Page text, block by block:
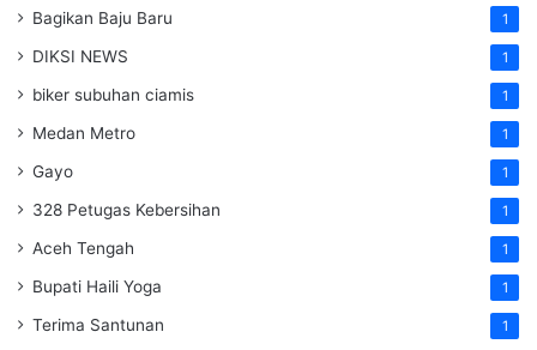
Bagikan Baju Baru 1
DIKSI NEWS 1
biker subuhan ciamis 1
Medan Metro 1
Gayo 1
328 Petugas Kebersihan 1
Aceh Tengah 1
Bupati Haili Yoga 1
Terima Santunan 1